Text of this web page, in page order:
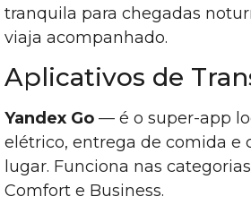
tranquila para chegadas
viaja acompanhado.
Aplicativos de
Yandex Go — é o super-app
elétrico, entrega de comida e
lugar. Funciona nas
Comfort e Business.